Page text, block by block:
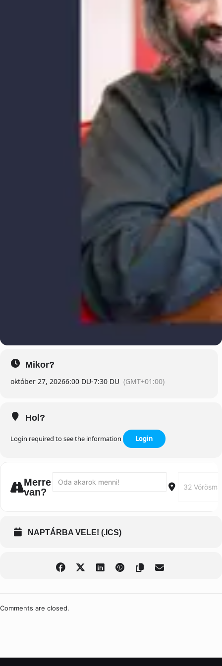
A koncertet követően beszélgetésre is sor kerül, ahol a közönség
többet megtudhat az előadó művészi megközelítéséről, a
repertoárról, valamint a zenei munkásságát átható
Mikor?
október 27, 20266:00 DU-7:30 DU (GMT+01:00)
Hol?
Login required to see the information Login
Merre
van?
NAPTÁRBA VELE! (.ICS)
Comments are closed.